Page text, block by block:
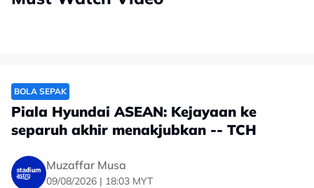
BOLA SEPAK
Piala Hyundai ASEAN: Kejayaan ke
separuh akhir menakjubkan -- TCH
Muzaffar Musa
09/08/2026 | 18:03 MYT